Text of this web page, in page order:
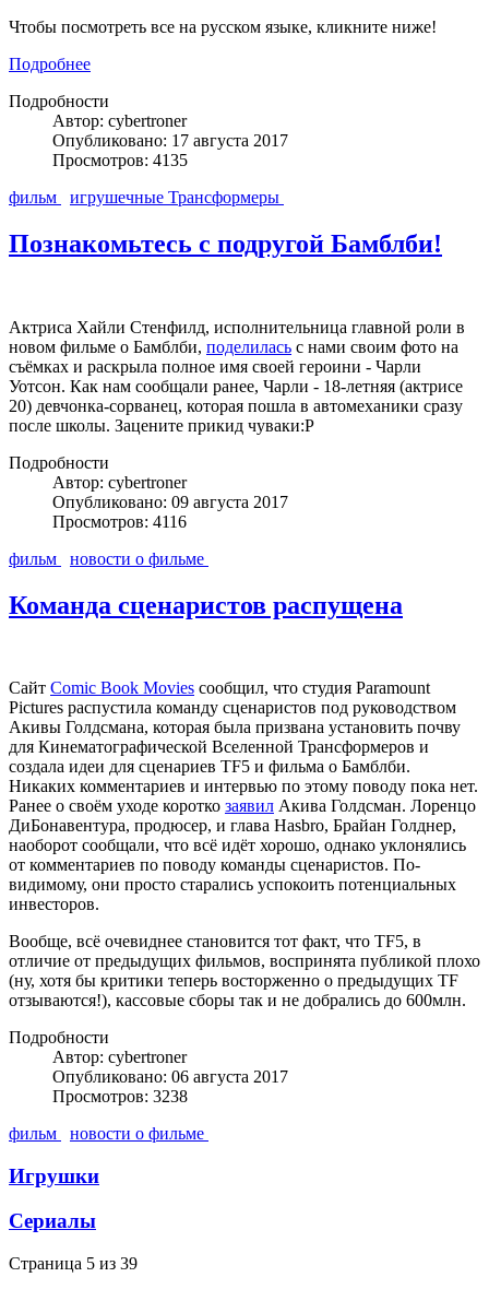
Чтобы посмотреть все на русском языке, кликните ниже!
Подробнее
Подробности
Автор: cybertroner
Опубликовано: 17 августа 2017
Просмотров: 4135
фильм
игрушечные Трансформеры
Познакомьтесь с подругой Бамблби!
Актриса Хайли Стенфилд, исполнительница главной роли в
новом фильме о Бамблби, поделилась с нами своим фото на
съёмках и раскрыла полное имя своей героини - Чарли
Уотсон. Как нам сообщали ранее, Чарли - 18-летняя (актрисе
20) девчонка-сорванец, которая пошла в автомеханики сразу
после школы. Зацените прикид чуваки:P
Подробности
Автор: cybertroner
Опубликовано: 09 августа 2017
Просмотров: 4116
фильм
новости о фильме
Команда сценаристов распущена
Сайт Comic Book Movies сообщил, что студия Paramount
Pictures распустила команду сценаристов под руководством
Акивы Голдсмана, которая была призвана установить почву
для Кинематографической Вселенной Трансформеров и
создала идеи для сценариев TF5 и фильма о Бамблби.
Никаких комментариев и интервью по этому поводу пока нет.
Ранее о своём уходе коротко заявил Акива Голдсман. Лоренцо
ДиБонавентура, продюсер, и глава Hasbro, Брайан Голднер,
наоборот сообщали, что всё идёт хорошо, однако уклонялись
от комментариев по поводу команды сценаристов. По-
видимому, они просто старались успокоить потенциальных
инвесторов.
Вообще, всё очевиднее становится тот факт, что TF5, в
отличие от предыдущих фильмов, воспринята публикой плохо
(ну, хотя бы критики теперь восторженно о предыдущих TF
отзываются!), кассовые сборы так и не добрались до 600млн.
Подробности
Автор: cybertroner
Опубликовано: 06 августа 2017
Просмотров: 3238
фильм
новости о фильме
Игрушки
Сериалы
Страница 5 из 39